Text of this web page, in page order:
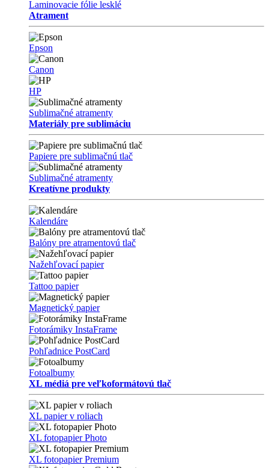
Laminovacie fólie lesklé
Atrament
Epson
Canon
HP
Sublimačné atramenty
Materiály pre sublimáciu
Papiere pre sublimačnú tlač
Sublimačné atramenty
Kreatívne produkty
Kalendáre
Balóny pre atramentovú tlač
Nažehľovací papier
Tattoo papier
Magnetický papier
Fotorámiky InstaFrame
Pohľadnice PostCard
Fotoalbumy
XL médiá pre veľkoformátovú tlač
XL papier v roliach
XL fotopapier Photo
XL fotopapier Premium